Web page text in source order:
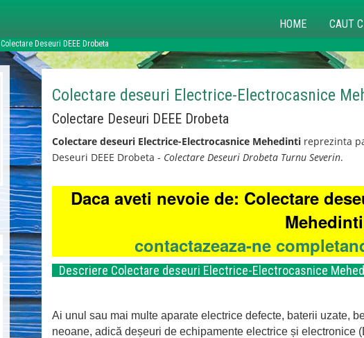
HOME CAUT
Colectare Deseuri DEEE Drobeta
Colectare deseuri Electrice-Electrocasnice
Colectare Deseuri DEEE Drobeta
Colectare deseuri Electrice-Electrocasnice Mehedintireprezinta
Deseuri DEEE Drobeta - Colectare Deseuri Drobeta Turnu Severin.
Daca aveti nevoie de: Colectare
Mehedinti
contactazeaza-ne
Descriere Colectare deseuri Electrice-Electrocasnice
Ai unul sau mai multe aparate electrice defecte, baterii uzate,
neoane, adică deșeuri de echipamente electrice și electronice